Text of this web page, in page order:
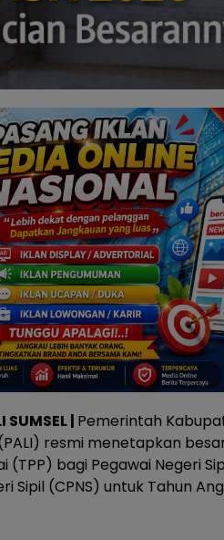
SUMSEL | Pemerintah
resmi menetapkan
(TPP) bagi Pegawai Negeri
Sipil (CPNS) untuk Tahun